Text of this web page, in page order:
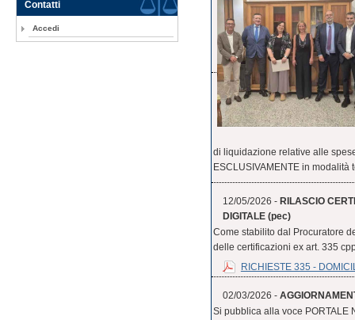
di liquidazione relative alle
ESCLUSIVAMENTE in modalità
12/05/2026 - RILASCIO
DIGITALE (pec)
Come stabilito dal Procuratore
delle certificazioni ex art. 335
RICHIESTE 335 -
02/03/2026 -
Si pubblica alla voce PORTALE
Contatti
Accedi